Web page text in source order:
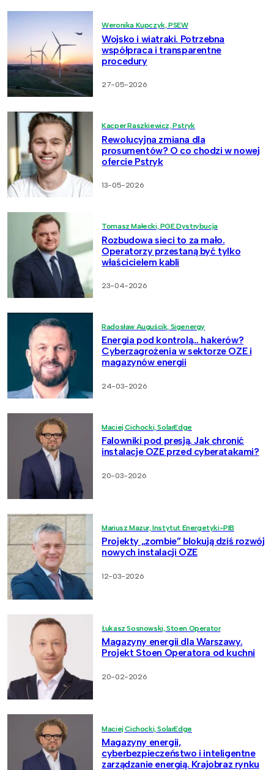
Weronika Kupczyk, PSEW
Wojsko i wiatraki. Potrzebna
współpraca i transparentne
procedury
27-05-2026
Kacper Raszkiewicz, Pstryk
Rewolucyjna zmiana dla
prosumentów? O co chodzi w nowej
ofercie Pstryk
13-05-2026
Tomasz Małecki, PGE Dystrybucja
Rozbudowa sieci to za mało.
Operatorzy przestaną być tylko
właścicielem kabli
23-04-2026
Radosław Auguścik, Sigenergy
Energia pod kontrolą… hakerów?
Cyberzagrożenia w sektorze OZE i
magazynów energii
24-03-2026
Maciej Cichocki, SolarEdge
Falowniki pod presją. Jak chronić
instalacje OZE przed cyberatakami?
20-03-2026
Mariusz Mazur, Instytut Energetyki-PIB
Projekty „zombie” blokują dziś rozwój
nowych instalacji OZE
12-03-2026
Łukasz Sosnowski, Stoen Operator
Magazyny energii dla Warszawy.
Projekt Stoen Operatora od kuchni
20-02-2026
Maciej Cichocki, SolarEdge
Magazyny energii,
cyberbezpieczeństwo i inteligentne
zarządzanie energią. Krajobraz rynku